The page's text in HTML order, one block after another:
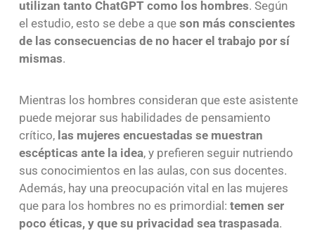
utilizan tanto ChatGPT como los hombres. Según
el estudio, esto se debe a que son más conscientes
de las consecuencias de no hacer el trabajo por sí
mismas.
Mientras los hombres consideran que este asistente
puede mejorar sus habilidades de pensamiento
crítico, las mujeres encuestadas se muestran
escépticas ante la idea, y prefieren seguir nutriendo
sus conocimientos en las aulas, con sus docentes.
Además, hay una preocupación vital en las mujeres
que para los hombres no es primordial: temen ser
poco éticas, y que su privacidad sea traspasada.